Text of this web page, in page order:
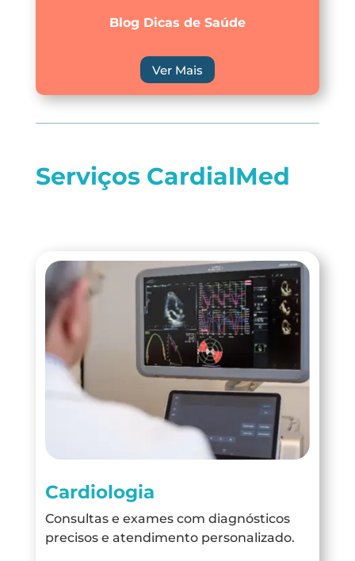
Blog Dicas de Saúde
Ver Mais
Serviços CardialMed
Cardiologia
Consultas e exames com diagnósticos
precisos e atendimento personalizado.